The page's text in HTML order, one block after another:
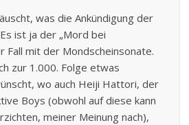
was die Ankündigung der
ist ja der „Mord bei
Fall mit der Mondscheinsonate.
zur 1.000. Folge etwas
wo auch Heiji Hattori, der
Boys (obwohl auf diese kann
meiner Meinung nach),